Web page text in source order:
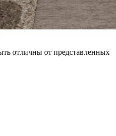
отличны от представленных